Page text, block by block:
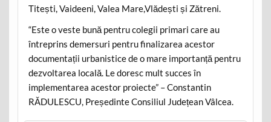
Titești, Vaideeni, Valea Mare,Vlădești și Zătreni.
“Este o veste bună pentru colegii primari care au
întreprins demersuri pentru finalizarea acestor
documentații urbanistice de o mare importanță pentru
dezvoltarea locală. Le doresc mult succes în
implementarea acestor proiecte” – Constantin
RĂDULESCU, Președinte Consiliul Județean Vâlcea.